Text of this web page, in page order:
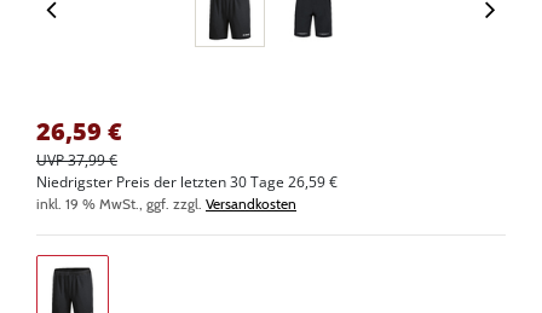
26,59 €
UVP 37,99 €
Niedrigster Preis der letzten 30 Tage 26,59 €
inkl. 19 % MwSt., ggf. zzgl. Versandkosten